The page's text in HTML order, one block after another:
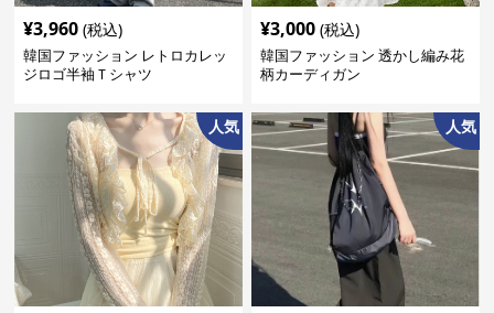
¥3,960 (税込)
韓国ファッション レトロカレッ
ジロゴ半袖Ｔシャツ
¥3,000 (税込)
韓国ファッション 透かし編み花
柄カーディガン
人気 人気